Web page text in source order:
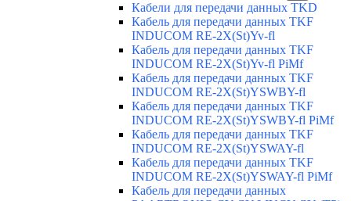
Кабели для передачи данных TKD
Кабель для передачи данных TKF
INDUCOM RE-2X(St)Yv-fl
Кабель для передачи данных TKF
INDUCOM RE-2X(St)Yv-fl PiMf
Кабель для передачи данных TKF
INDUCOM RE-2X(St)YSWBY-fl
Кабель для передачи данных TKF
INDUCOM RE-2X(St)YSWBY-fl PiMf
Кабель для передачи данных TKF
INDUCOM RE-2X(St)YSWAY-fl
Кабель для передачи данных TKF
INDUCOM RE-2X(St)YSWAY-fl PiMf
Кабель для передачи данных